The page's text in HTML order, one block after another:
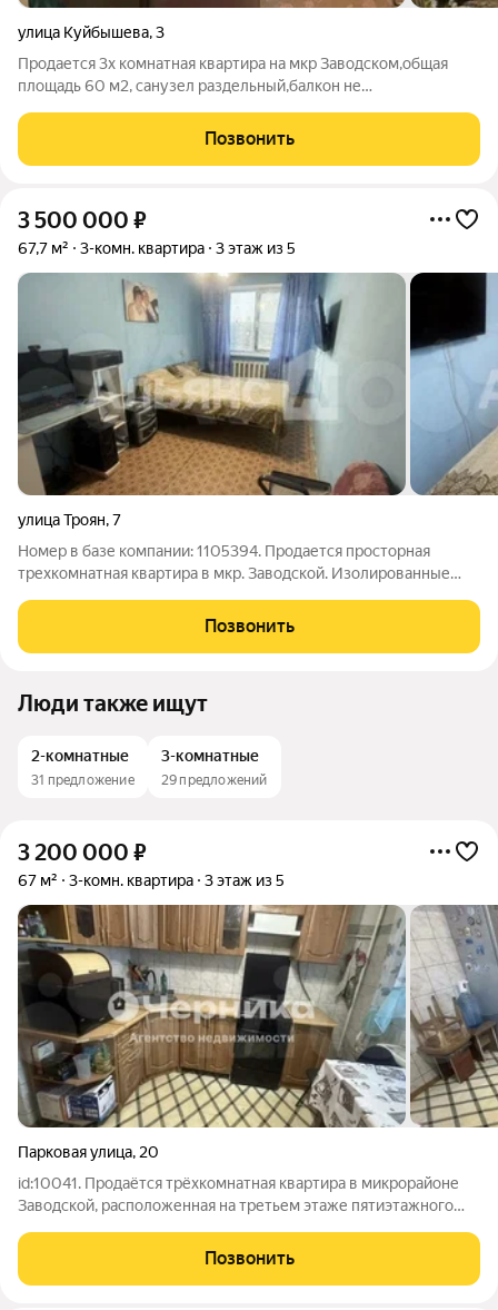
улица Куйбышева,3
Продается 3х комнатная квартира на мкр Заводском,общая
площадь 60 м2, санузел раздельный,балкон не
Позвонить
3 500 000 ₽
67,7 м² 3-комн. квартира 3 этаж из 5
улица Троян,7
Номер в базе компании: 1105394. Продается просторная
трехкомнатная квартира в мкр. Заводской. Изолированные
лоджия. Квартира очень теплая. Состояние хорошее. Частично
остается мебель (шкафы,
Позвонить
Люди также ищут
2-комнатные
31 предложение
3-комнатные
29 предложений
3 200 000 ₽
67 м² 3-комн. квартира 3 этаж из 5
Парковая улица, 20
id:10041. Продаётся трёхкомнатная квартира в микрорайоне
Заводской, расположенная на третьем этаже пятиэтажного
площадь квартиры: 67,7 квадратных метров - Планировка
предусматривает изолированные
Позвонить